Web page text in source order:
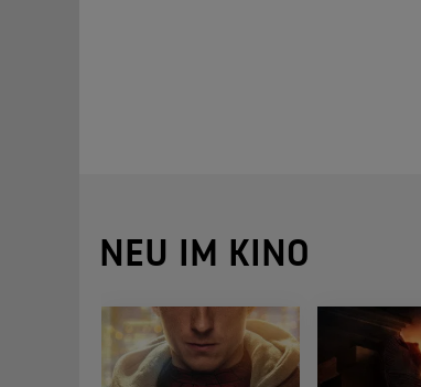
NEU IM KINO